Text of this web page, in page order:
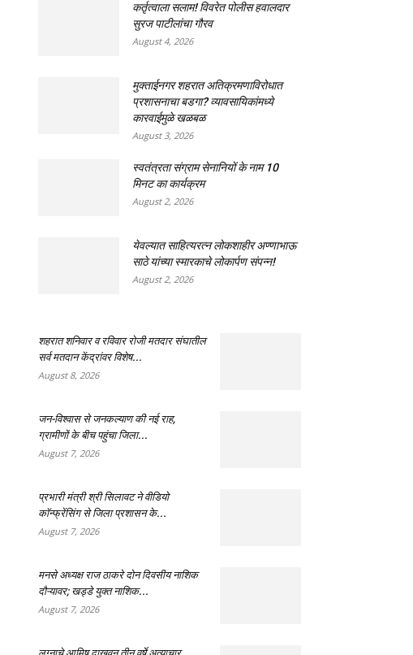
कर्तृत्वाला सलाम! विवरेत पोलीस हवालदार
सुरज पाटीलांचा गौरव
August 4, 2026
मुक्ताईनगर शहरात अतिक्रमणाविरोधात
प्रशासनाचा बडगा? व्यावसायिकांमध्ये
कारवाईमुळे खळबळ
August 3, 2026
स्वतंत्रता संग्राम सेनानियों के नाम 10
मिनट का कार्यक्रम
August 2, 2026
येवल्यात साहित्यरत्न लोकशाहीर अण्णाभाऊ
साठे यांच्या स्मारकाचे लोकार्पण संपन्न!
August 2, 2026
शहरात शनिवार व रविवार रोजी मतदार संघातील
सर्व मतदान केंद्रांवर विशेष...
August 8, 2026
जन-विश्वास से जनकल्याण की नई राह,
ग्रामीणों के बीच पहुंचा जिला...
August 7, 2026
प्रभारी मंत्री श्री सिलावट ने वीडियो
कॉन्फ्रेंसिंग से जिला प्रशासन के...
August 7, 2026
मनसे अध्यक्ष राज ठाकरे दोन दिवसीय नाशिक
दौऱ्यावर; खड्डे युक्त नाशिक...
August 7, 2026